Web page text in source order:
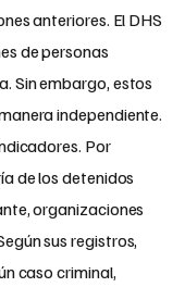
anteriores. El DHS
de personas
Sin embargo, estos
independiente.
Por
de los detenidos
organizaciones
sus registros,
caso criminal,